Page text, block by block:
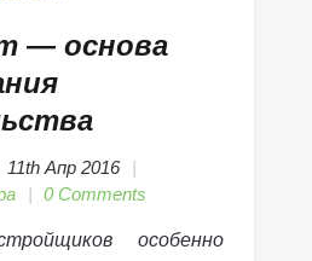
— основа
11th Апр 2016
0 Comments
особенно